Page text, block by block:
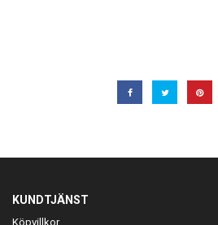
KUNDTJÄNST
Köpvillkor